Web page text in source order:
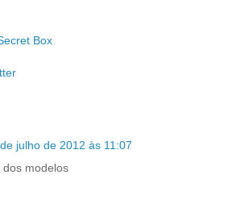
Box
julho de 2012 às 11:07
modelos